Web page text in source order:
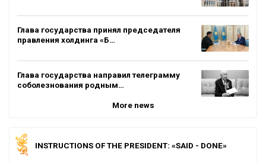
Глава государства принял председателя
правления холдинга «Б…
Глава государства направил телеграмму
соболезнования родным…
More news
INSTRUCTIONS OF THE PRESIDENT: «SAID - DONE»